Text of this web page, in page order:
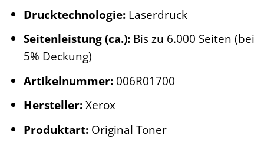
Drucktechnologie:Laserdruck
Seitenleistung (ca.):Bis zu 6.000 Seiten (bei
5% Deckung)
Artikelnummer:006R01700
Hersteller:Xerox
Produktart:Original Toner